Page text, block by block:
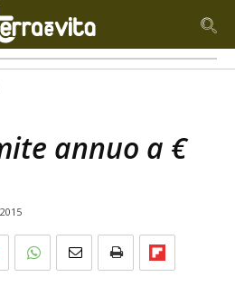
annuo a €